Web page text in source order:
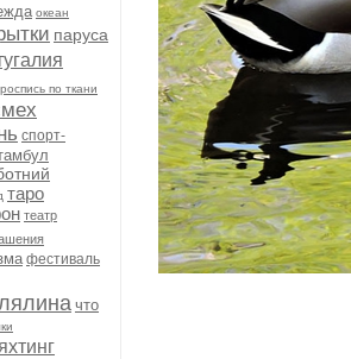
океан
паруса
роспись по ткани
спорт-
таро
театр
фестиваль
что
яхтинг